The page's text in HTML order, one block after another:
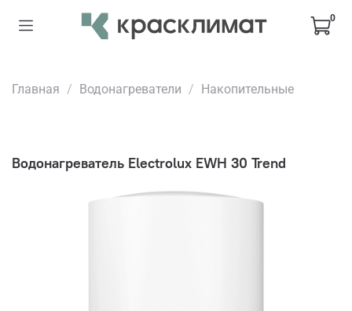
0
Главная Водонагреватели Накопительные
Водонагреватель Electrolux EWH 30 Trend